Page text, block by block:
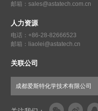
邮箱：sales@astatech.com.cn
人力资源
电话：+86-28-82666523
邮箱：liaolei@astatech.cn
关联公司
成都爱斯特化学技术有限公司